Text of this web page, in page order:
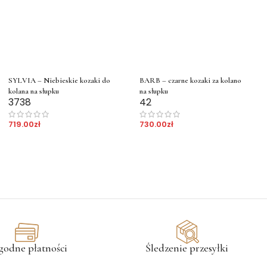
SYLVIA – Niebieskie kozaki do
kolana na słupku
3738
719.00zł
BARB – czarne kozaki za kolano
na słupku
42
730.00zł
płatności Śledzenie przesyłki